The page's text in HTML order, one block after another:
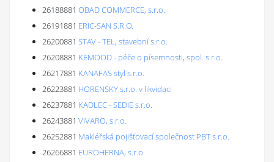
26188881 OBAD COMMERCE, s.r.o.
26191881 ERIC-SAN S.R.O.
26200881 STAV - TEL, stavební s.r.o.
26208881 KEMOOD - péče o písemnosti, spol. s r.o.
26217881 KANAFAS styl s.r.o.
26223881 HORENSKY s.r.o. v likvidaci
26237881 KADLEC - SEDIE s.r.o.
26243881 VIVARO, s.r.o.
26252881 Makléřská pojišťovací společnost PBT s.r.o.
26266881 EUROHERNA, s.r.o.